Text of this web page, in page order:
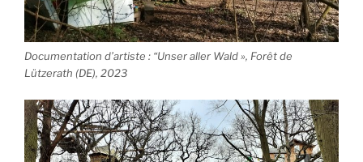
Documentation d’artiste : “Unser aller Wald », Forêt de
Lützerath (DE), 2023